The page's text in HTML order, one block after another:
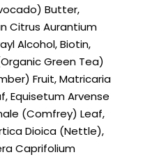
Butter,
Citrus Aurantium
Alcohol, Biotin,
Green Tea)
Fruit, Matricaria
Equisetum Arvense
(Comfrey) Leaf,
Dioica (Nettle),
Caprifolium